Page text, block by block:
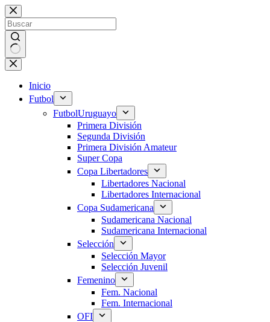
Saltar
al
contenido
Sin
resultados
Inicio
Futbol
FutbolUruguayo
Primera División
Segunda División
Primera División Amateur
Super Copa
Copa Libertadores
Libertadores Nacional
Libertadores Internacional
Copa Sudamericana
Sudamericana Nacional
Sudamericana Internacional
Selección
Selección Mayor
Selección Juvenil
Femenino
Fem. Nacional
Fem. Internacional
OFI